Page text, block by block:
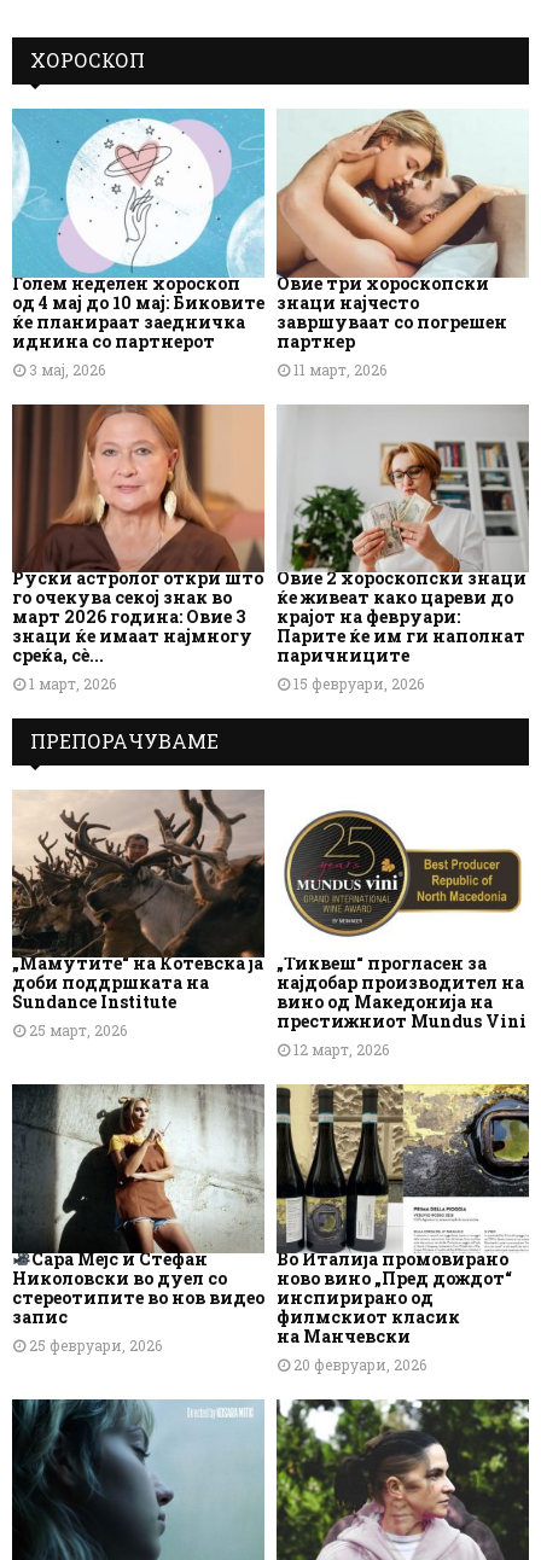
ХОРОСКОП
Голем неделен хороскоп
од 4 мај до 10 мај: Биковите
ќе планираат заедничка
иднина со партнерот
3 мај, 2026
Овие три хороскопски
знаци најчесто
завршуваат со погрешен
партнер
11 март, 2026
Руски астролог откри што
го очекува секој знак во
март 2026 година: Овие 3
знаци ќе имаат најмногу
среќа, сè...
1 март, 2026
Овие 2 хороскопски знаци
ќе живеат како цареви до
крајот на февруари:
Парите ќе им ги наполнат
паричниците
15 февруари, 2026
ПРЕПОРАЧУВАМЕ
„Мамутите“ на Котевска ја
доби поддршката на
Sundance Institute
25 март, 2026
„Тиквеш“ прогласен за
најдобар производител на
вино од Македонија на
престижниот Mundus Vini
12 март, 2026
Сара Мејс и Стефан
Николовски во дуел со
стереотипите во нов видео
запис
25 февруари, 2026
Во Италија промовирано
ново вино „Пред дождот“
инспирирано од
филмскиот класик
на Манчевски
20 февруари, 2026